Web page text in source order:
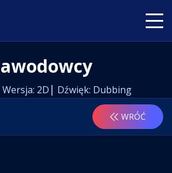
Zawodowcy
Wersja: 2D Dźwięk: Dubbing
WRÓĆ